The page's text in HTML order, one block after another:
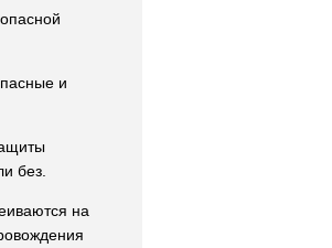
и
без.
на